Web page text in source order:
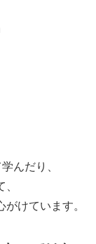
んだり、
けています。